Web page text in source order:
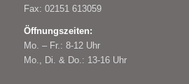
Fax: 02151 613059
Öffnungszeiten:
Mo. – Fr.: 8-12 Uhr
Mo., Di. & Do.: 13-16 Uhr